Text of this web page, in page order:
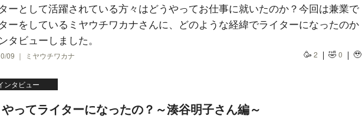
ーとして活躍されている方々はどうやってお仕事に就いたのか？今回は兼業で
ーをしているミヤウチワカナさんに、どのような経緯でライターになったのか
タビューしました。
09 ｜ ミヤウチワカナ 🥳 2 🤣0 🥹
ンタビュー
ってライターになったの？～湊谷明子さん編～